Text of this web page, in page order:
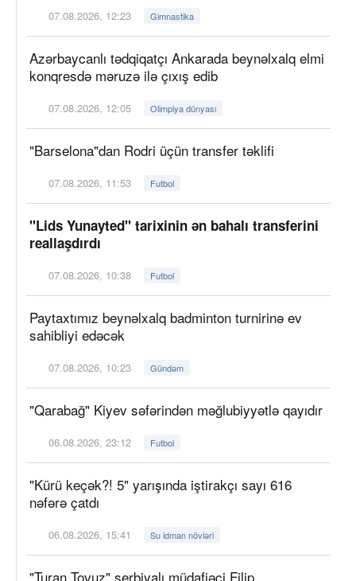
07.08.2026, 12:23 Gimnastika
Azərbaycanlı tədqiqatçı Ankarada beynəlxalq elmi
konqresdə məruzə ilə çıxış edib
07.08.2026, 12:05 Olimpiya dünyası
"Barselona"dan Rodri üçün transfer təklifi
07.08.2026, 11:53 Futbol
"Lids Yunayted" tarixinin ən bahalı transferini
reallaşdırdı
07.08.2026, 10:38 Futbol
Paytaxtımız beynəlxalq badminton turnirinə ev
sahibliyi edəcək
07.08.2026, 10:23 Gündəm
"Qarabağ" Kiyev səfərindən məğlubiyyətlə qayıdır
06.08.2026, 23:12 Futbol
"Kürü keçək?! 5" yarışında iştirakçı sayı 616
nəfərə çatdı
06.08.2026, 15:41 Su idman növləri
"Turan Tovuz" serbiyalı müdafiəçi Filip